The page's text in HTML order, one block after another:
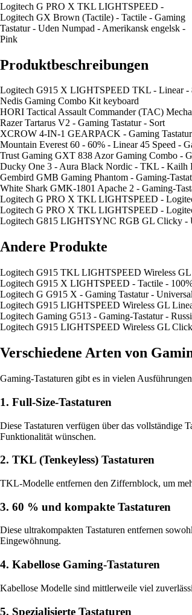
Logitech G PRO X TKL LIGHTSPEED -
Logitech GX Brown (Tactile) - Tactile - Gaming
Tastatur - Uden Numpad - Amerikansk engelsk -
Pink
Produktbeschreibungen
Logitech G915 X LIGHTSPEED TKL - Linear -
Nedis Gaming Combo Kit keyboard
HORI Tactical Assault Commander (TAC)
Razer Tartarus V2 - Gaming Tastatur - Sort
XCROW 4-IN-1 GEARPACK - Gaming
Mountain Everest 60 - 60% - Linear 45 Speed -
Trust Gaming GXT 838 Azor Gaming Combo -
Ducky One 3 - Aura Black Nordic - TKL - Kailh
Gembird GMB Gaming Phantom - Gaming-
White Shark GMK-1801 Apache 2 - Gaming-
Logitech G PRO X TKL LIGHTSPEED -
Logitech G PRO X TKL LIGHTSPEED -
Logitech G815 LIGHTSYNC RGB GL Clicky -
Andere Produkte
Logitech G915 TKL LIGHTSPEED Wireless
Logitech G915 X LIGHTSPEED - Tactile -
Logitech G G915 X - Gaming Tastatur -
Logitech G915 LIGHTSPEED Wireless GL
Logitech Gaming G513 - Gaming-Tastatur -
Logitech G915 LIGHTSPEED Wireless GL
Verschiedene Arten von
Gaming-Tastaturen gibt es in vielen
1. Full-Size-Tastaturen
Diese Tastaturen verfügen über das vollständige
Funktionalität wünschen.
2. TKL (Tenkeyless) Tastaturen
TKL-Modelle entfernen den Ziffernblock, um
3. 60 % und kompakte Tastaturen
Diese ultrakompakten Tastaturen entfernen
Eingewöhnung.
4. Kabellose Gaming-Tastaturen
Kabellose Modelle sind mittlerweile viel
5. Spezialisierte Tastaturen